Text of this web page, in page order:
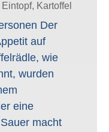
Eintopf, Kartoffel
Der
auf
wie
wurden
eine
macht